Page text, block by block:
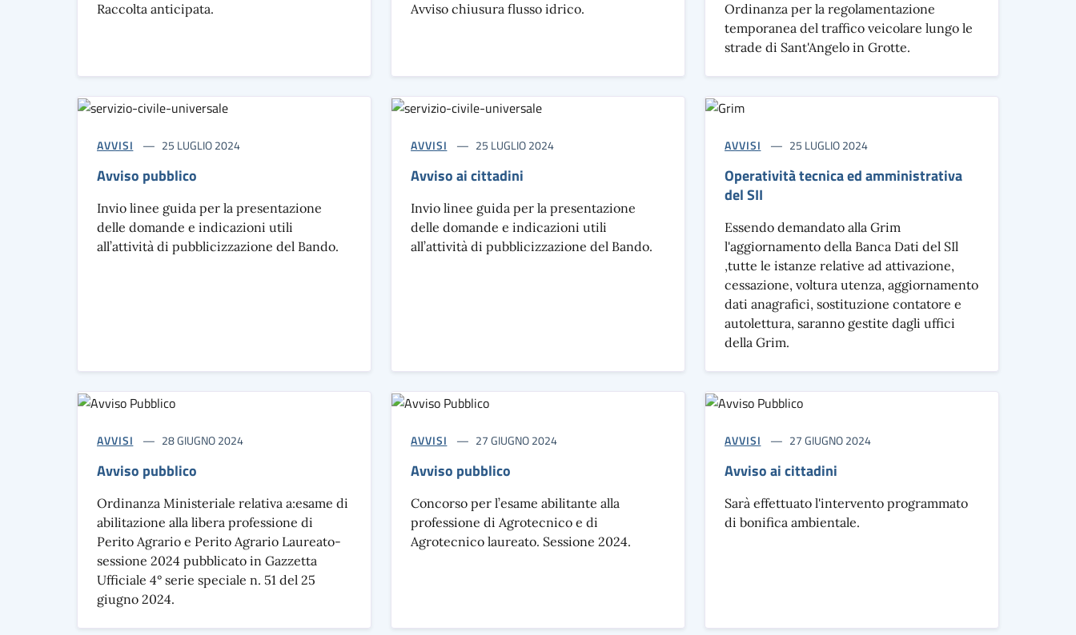
Raccolta anticipata. Avviso chiusura flusso idrico.
Ordinanza per la regolamentazione
temporanea del traffico veicolare lungo le
strade di Sant'Angelo in Grotte.
AVVISI 25 LUGLIO 2024
Avviso pubblico
Invio linee guida per la presentazione
delle domande e indicazioni utili
all’attività di pubblicizzazione del Bando.
AVVISI 25 LUGLIO 2024
Avviso ai cittadini
Invio linee guida per la presentazione
delle domande e indicazioni utili
all’attività di pubblicizzazione del Bando.
AVVISI 25 LUGLIO 2024
Operatività tecnica ed amministrativa
del SII
Essendo demandato alla Grim
l'aggiornamento della Banca Dati del SIl
,tutte le istanze relative ad attivazione,
cessazione, voltura utenza, aggiornamento
dati anagrafici, sostituzione contatore e
autolettura, saranno gestite dagli uffici
della Grim.
AVVISI 28 GIUGNO 2024
Avviso pubblico
Ordinanza Ministeriale relativa a:esame di
abilitazione alla libera professione di
Perito Agrario e Perito Agrario Laureato-
sessione 2024 pubblicato in Gazzetta
Ufficiale 4° serie speciale n. 51 del 25
giugno 2024.
AVVISI 27 GIUGNO 2024
Avviso pubblico
Concorso per l’esame abilitante alla
professione di Agrotecnico e di
Agrotecnico laureato. Sessione 2024.
AVVISI 27 GIUGNO 2024
Avviso ai cittadini
Sarà effettuato l'intervento programmato
di bonifica ambientale.